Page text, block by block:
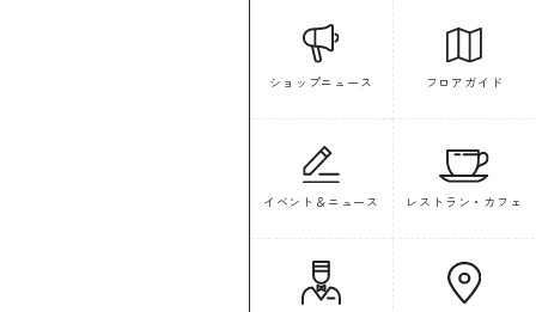
ショップニュース フロアガイド
イベント＆ニュース レストラン・カフェ